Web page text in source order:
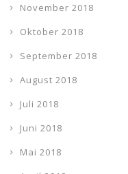
November 2018
Oktober 2018
September 2018
August 2018
Juli 2018
Juni 2018
Mai 2018